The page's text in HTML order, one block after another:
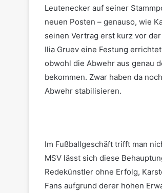
Leutenecker auf seiner
neuen Posten – genauso, wie
seinen Vertrag erst kurz vor
Ilia Gruev eine Festung
obwohl die Abwehr aus genau
bekommen. Zwar haben da
Abwehr stabilisieren.
Im Fußballgeschäft trifft man
MSV lässt sich diese
Redekünstler ohne Erfolg,
Fans aufgrund derer hohen